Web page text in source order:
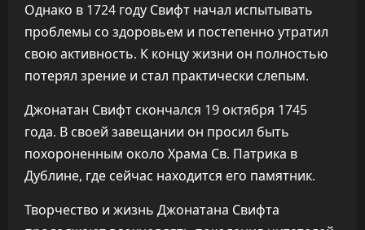
Однако в 1724 году Свифт начал испытывать
проблемы со здоровьем и постепенно утратил
свою активность. К концу жизни он полностью
потерял зрение и стал практически слепым.
Джонатан Свифт скончался 19 октября 1745
года. В своей завещании он просил быть
похороненным около Храма Св. Патрика в
Дублине, где сейчас находится его памятник.
Творчество и жизнь Джонатана Свифта